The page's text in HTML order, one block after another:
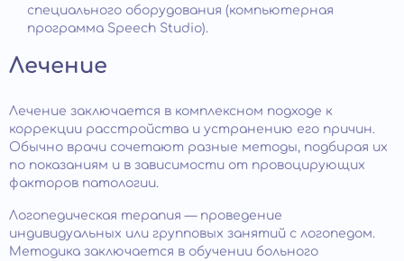
специального оборудования (компьютерная
программа Speech Studio).
Лечение
Лечение заключается в комплексном подходе к
коррекции расстройства и устранению его причин.
Обычно врачи сочетают разные методы, подбирая их
по показаниям и в зависимости от провоцирующих
факторов патологии.
Логопедическая терапия — проведение
индивидуальных или групповых занятий с логопедом.
Методика заключается в обучении больного